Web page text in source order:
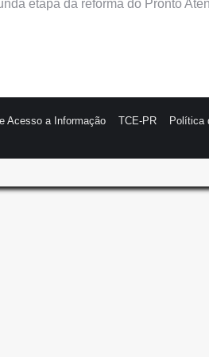
etapa da reforma do Pronto
Acesso a Informação TCE-PR
Política